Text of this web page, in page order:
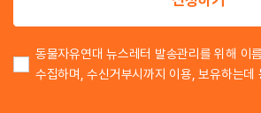
동물자유연대 뉴스레터 발송관리를 위해 이
수집하며, 수신거부시까지 이용, 보유하는데